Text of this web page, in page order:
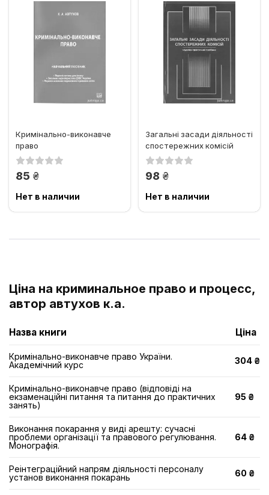
Кримінально-виконавче
право
85 грн.
Нет в наличии
Загальні засади діяльності
спостережних комісій
98 грн.
Нет в наличии
Ціна на криминальное право и процесс,
автор автухов к.а.
Назва книги Ціна
Кримінально-виконавче право України.
Академічний курс
304 ₴
Кримінально-виконавче право (відповіді на
екзаменаційні питання та питання до практичних
занять)
95 ₴
Виконання покарання у виді арешту: сучасні
проблеми організації та правового регулювання.
Монографія.
64 ₴
Реінтеграційний напрям діяльності персоналу
установ виконання покарань
60 ₴